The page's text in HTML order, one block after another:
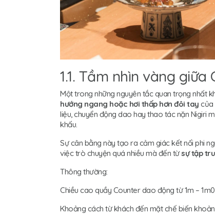
1.1. Tầm nhìn vàng
Một trong những nguyên tắc quan trọng nhất
hướng ngang hoặc hơi thấp hơn đôi tay của
liệu, chuyển động dao hay thao tác nặn Nigiri
khấu.
Sự cân bằng này tạo ra cảm giác kết nối phi
việc trò chuyện quá nhiều mà đến từsự tập
Thông thường:
Chiều cao quầy Counter dao động từ 1m –
Khoảng cách từ khách đến mặt chế biến